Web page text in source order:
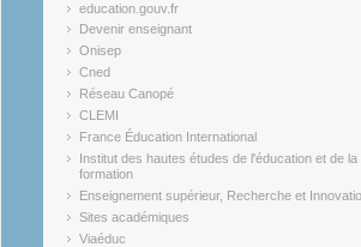
education.gouv.fr
(link is external)
Devenir enseignant
(link is external)
Onisep
(link is external)
Cned
(link is external)
Réseau Canopé
(link is external)
CLEMI
(link is external)
France Éducation International
(link is external)
Institut des hautes études de l'éducation et de la
formation
(link is external)
Enseignement supérieur, Recherche et
(link is external)
Sites académiques
(link is external)
Viaéduc